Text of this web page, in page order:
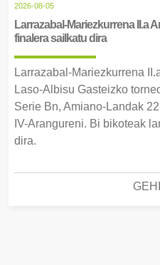
2026-08-05
Larrazabal-Mariezkurrena II.a
finalera sailkatu dira
Larrazabal-Mariezkurrena
Laso-Albisu Gasteizko
Serie Bn, Amiano-Landak
IV-Arangureni. Bi bikoteak
dira.